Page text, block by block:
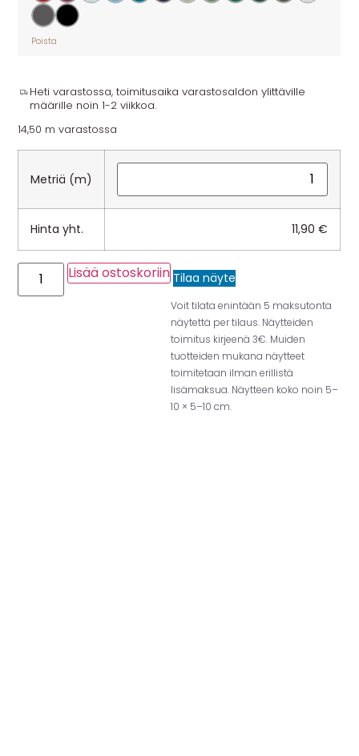
Poista
Heti varastossa, toimitusaika varastosaldon ylittäville
määrille noin 1-2 viikkoa.
14,50 m varastossa
Metriä (m)
Hinta yht. 11,90€
Lisää ostoskoriin Tilaa näyte
Voit tilata enintään 5 maksutonta
näytettä per tilaus. Näytteiden
toimitus kirjeenä 3€. Muiden
tuotteiden mukana näytteet
toimitetaan ilman erillistä
lisämaksua. Näytteen koko noin 5–
10 × 5–10 cm.